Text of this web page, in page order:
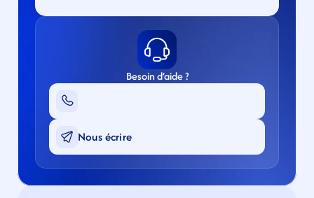
Besoin d’aide ?
Nous écrire